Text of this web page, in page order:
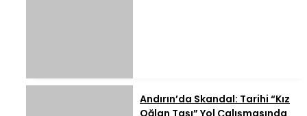
Andırın’da Skandal: Tarihi “Kız